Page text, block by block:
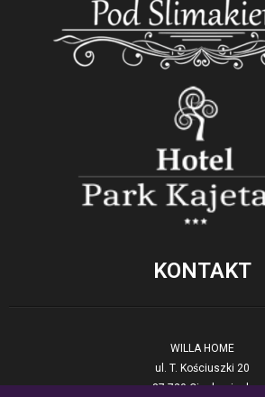
KONTAKT
WILLA HOME
ul. T. Kościuszki 20
87-720 Ciechocinek